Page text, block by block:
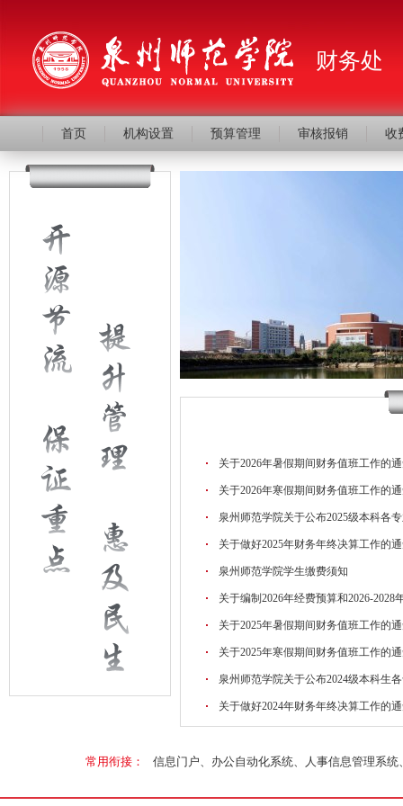
财务处
首页 机构设置 预算管理 审核报销 收
关于2026年暑假期间财务值班工作的
关于2026年寒假期间财务值班工作的
泉州师范学院关于公布2025级本科各
关于做好2025年财务年终决算工作的
泉州师范学院学生缴费须知
关于编制2026年经费预算和2026-2028
关于2025年暑假期间财务值班工作的
关于2025年寒假期间财务值班工作的
泉州师范学院关于公布2024级本科生
关于做好2024年财务年终决算工作的
常用衔接： 信息门户、 办公自动化系统、 人事信息管理系统